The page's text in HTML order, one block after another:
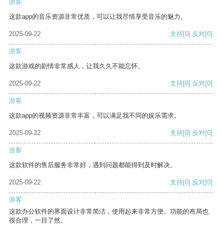
游客
这款app的音乐资源非常优质，可以让我尽情享受音乐的魅力。
2025-09-22 支持[0] 反对[0]
游客
这款游戏的剧情非常感人，让我久久不能忘怀。
2025-09-22 支持[0] 反对[0]
游客
这款app的视频资源非常丰富，可以满足我不同的娱乐需求。
2025-09-22 支持[0] 反对[0]
游客
这款软件的售后服务非常好，遇到问题都能得到及时解决。
2025-09-22 支持[0] 反对[0]
游客
这款办公软件的界面设计非常简洁，使用起来非常方便。功能的布局也
很合理，一目了然。